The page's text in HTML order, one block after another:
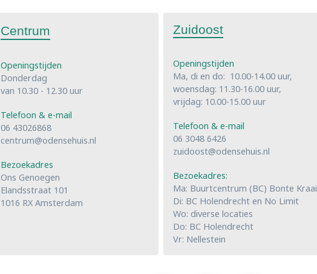
Centrum
Openingstijden
Donderdag
van 10.30 - 12.30 uur
Telefoon & e-mail
06 43026868
centrum@odensehuis.nl
Bezoekadres
Ons Genoegen
Elandsstraat 101
1016 RX Amsterdam
Zuidoost
Openingstijden
Ma, di en do: 10.00-14.00 uur,
woensdag: 11.30-16.00 uur,
vrijdag: 10.00-15.00 uur
Telefoon & e-mail
06 3048 6426
zuidoost@odensehuis.nl
Bezoekadres:
Ma: Buurtcentrum (BC) Bonte Kraai
Di: BC Holendrecht en No Limit
Wo: diverse locaties
Do: BC Holendrecht
Vr: Nellestein